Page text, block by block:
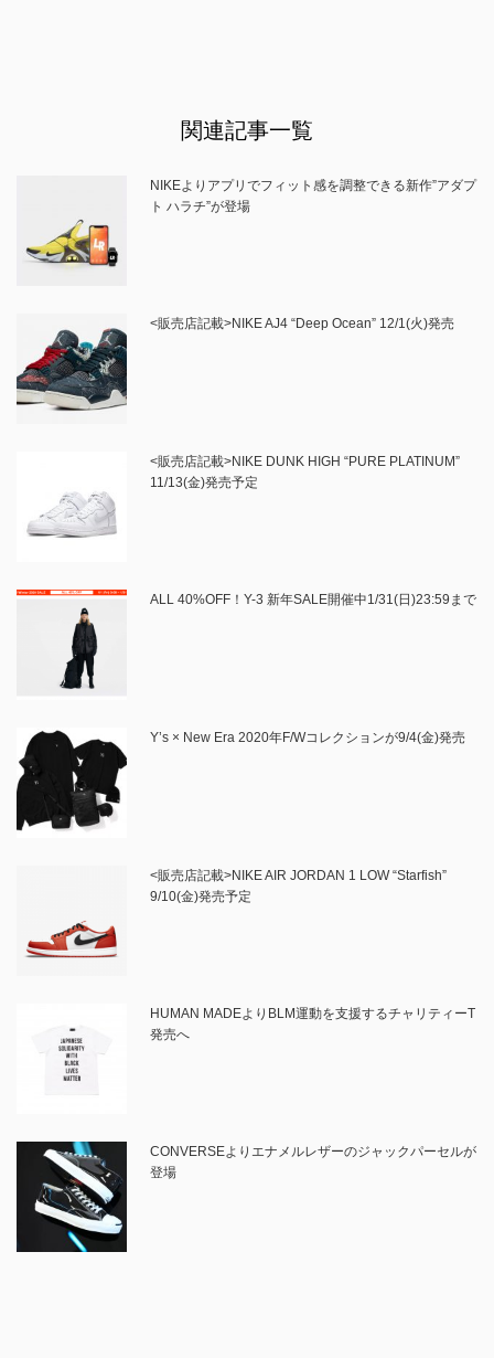
関連記事一覧
NIKEよりアプリでフィット感を調整できる新作”アダプ
ト ハラチ”が登場
<販売店記載>NIKE AJ4 “Deep Ocean” 12/1(火)発売
<販売店記載>NIKE DUNK HIGH “PURE PLATINUM”
11/13(金)発売予定
ALL 40%OFF！Y-3 新年SALE開催中1/31(日)23:59まで
Y’s × New Era 2020年F/Wコレクションが9/4(金)発売
<販売店記載>NIKE AIR JORDAN 1 LOW “Starfish”
9/10(金)発売予定
HUMAN MADEよりBLM運動を支援するチャリティーT
発売へ
CONVERSEよりエナメルレザーのジャックパーセルが
登場